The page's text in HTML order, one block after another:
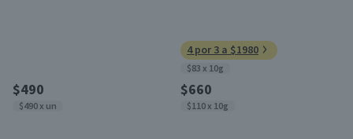
$490
$490 x un
4 por 3 a $1980
$83 x 10g
$660
$110 x 10g